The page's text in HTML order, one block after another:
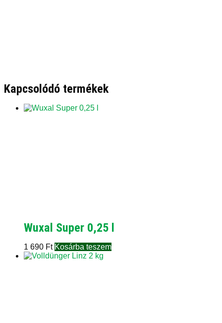
Kapcsolódó termékek
Wuxal Super 0,25 l
1 690 Ft Kosárba teszem